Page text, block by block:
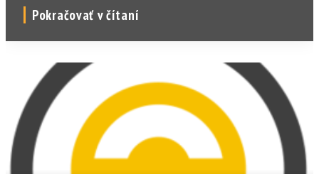
Pokračovať v čítaní